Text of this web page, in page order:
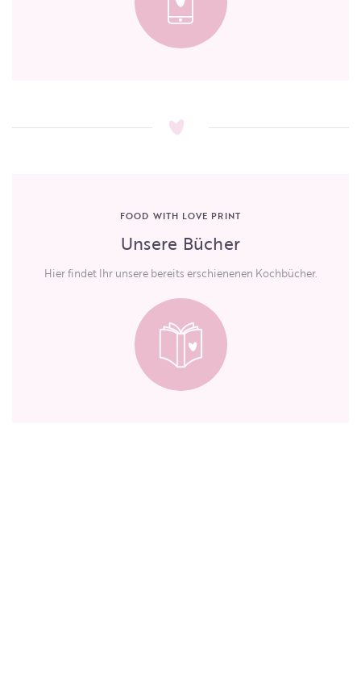
FOOD WITH LOVE PRINT
Unsere Bücher
Hier findet Ihr unsere bereits erschienenen Kochbücher.